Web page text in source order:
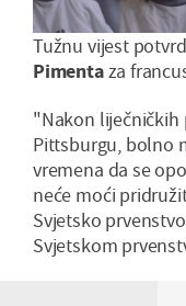
Tužnu vijest
Pimentaza
"Nakon liječničkih
Pittsburgu, bolno
vremena da se
neće moći
Svjetsko
Svjetskom